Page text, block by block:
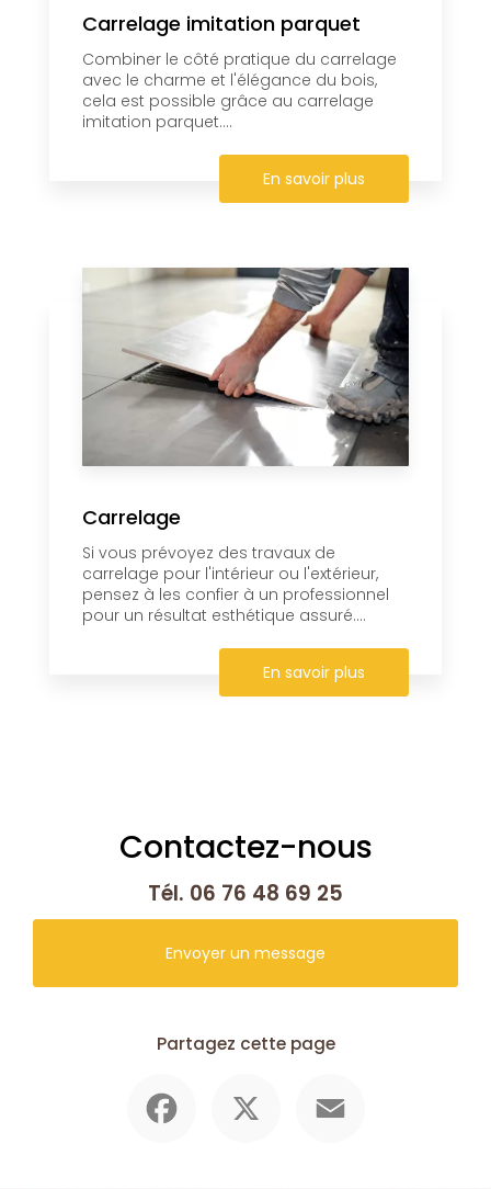
Carrelage imitation parquet
Combiner le côté pratique du carrelage
avec le charme et l'élégance du bois,
cela est possible grâce au carrelage
imitation parquet....
En savoir plus
Carrelage
Si vous prévoyez des travaux de
carrelage pour l'intérieur ou l'extérieur,
pensez à les confier à un professionnel
pour un résultat esthétique assuré....
En savoir plus
Contactez-nous
Tél. 06 76 48 69 25
Envoyer un message
Partagez cette page